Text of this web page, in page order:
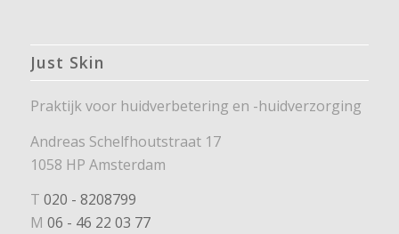
Just Skin
Praktijk voor huidverbetering en -huidverzorging
Andreas Schelfhoutstraat 17
1058 HP Amsterdam
T 020 - 8208799
M 06 - 46 22 03 77